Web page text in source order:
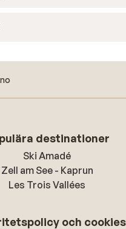
destinationer
Ski Amadé
Zell am See - Kaprun
Les Trois Vallées
och cookies